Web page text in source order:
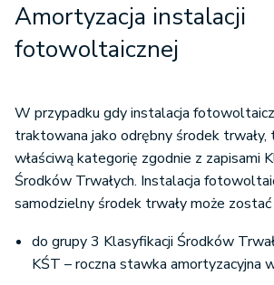
Amortyzacja instalacji
fotowoltaicznej
W przypadku gdy instalacja
traktowana jako odrębny środek trwały,
właściwą kategorię zgodnie z zapisami
Środków Trwałych. Instalacja
samodzielny środek trwały może zostać
do grupy 3 Klasyfikacji Środków
KŚT – roczna stawka amortyzacyjna